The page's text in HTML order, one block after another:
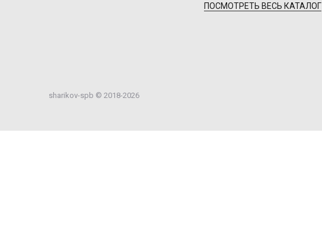
ПОСМОТРЕТЬ ВЕСЬ КАТАЛОГ
sharikov-spb © 2018-2026